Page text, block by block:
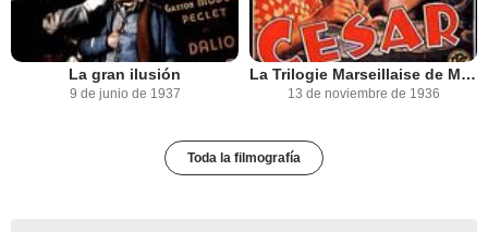
La gran ilusión
9 de junio de 1937
La Trilogie Marseillaise de Marcel Pagnol : César
13 de noviembre de 1936
Toda la filmografía